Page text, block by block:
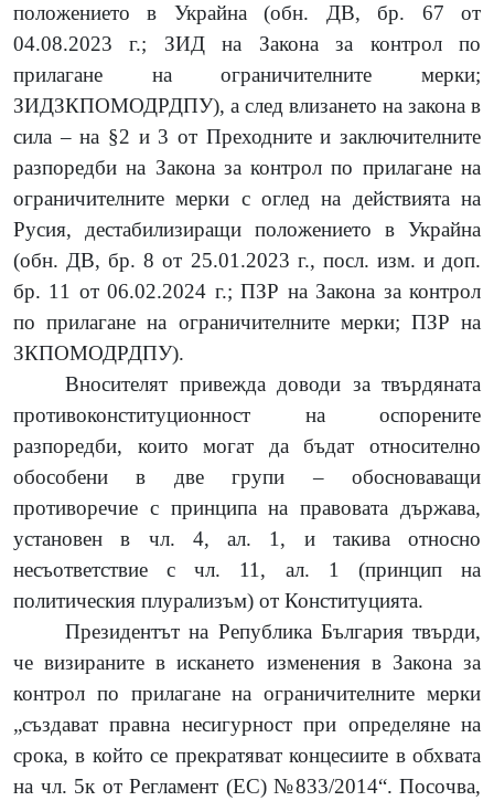
положението в Украйна (обн. ДВ, бр. 67 от
04.08.2023 г.;
ЗИД на Закона за контрол по
прилагане на ограничителните мерки;
ЗИДЗКПОМОДРДПУ), а след влизането на закона в
сила – на §2 и 3 от Преходните и заключителните
разпоредби на Закона за контрол по прилагане на
ограничителните мерки с оглед на действията на
Русия, дестабилизиращи положението в Украйна
(обн. ДВ, бр. 8 от 25.01.2023 г., посл. изм. и доп.
бр. 11 от 06.02.2024 г.;ПЗР на Закона за контрол
по прилагане на ограничителните мерки; ПЗР на
ЗКПОМОДРДПУ).
Вносителят привежда доводи за твърдяната
противоконституционност на оспорените
разпоредби, които могат да бъдат относително
обособени в две групи – обосноваващи
противоречие с принципа на правовата държава,
установен в чл. 4, ал. 1, и такива относно
несъответствие с чл. 11, ал. 1 (принцип на
политическия плурализъм) от Конституцията.
Президентът на Република България твърди,
че визираните в искането изменения в Закона за
контрол по прилагане на ограничителните мерки
„създават правна несигурност при определяне на
срока, в който се прекратяват концесиите в обхвата
на чл. 5к от Регламент (ЕС) №833/2014“. Посочва,